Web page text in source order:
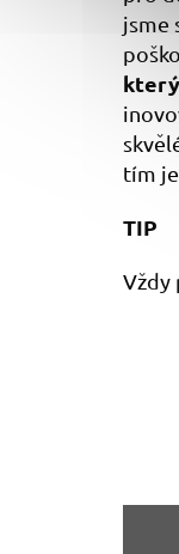
jsme
tím
TIP
Vždy